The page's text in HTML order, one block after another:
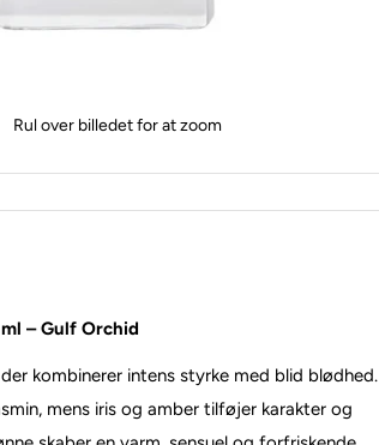
Rul over billedet for at zoom
– Gulf Orchid
kombinerer intens styrke med blid blødhed.
mens iris og amber tilføjer karakter og